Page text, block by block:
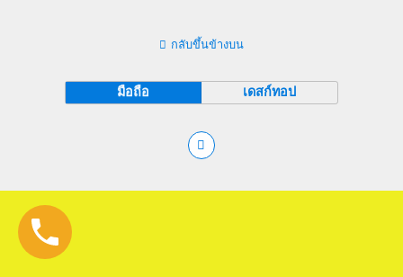
กลับขึ้นข้างบน
มือถือ เดสก์ทอป